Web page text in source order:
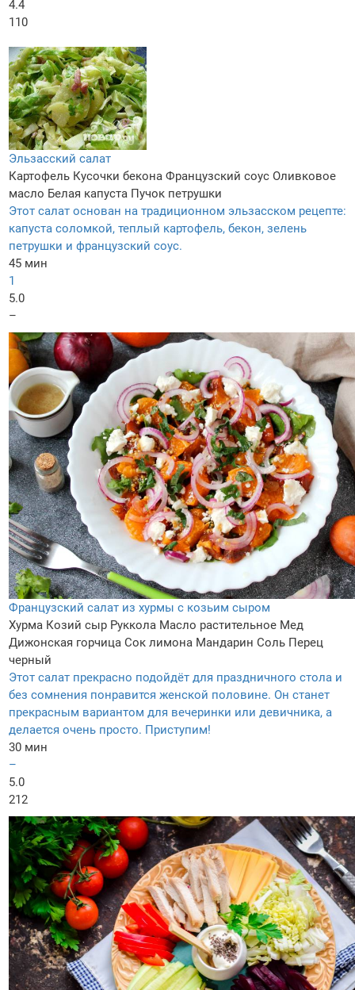
4.4
110
Эльзасский салат
Картофель Кусочки бекона Французский соус Оливковое
масло Белая капуста Пучок петрушки
Этот салат основан на традиционном эльзасском рецепте:
капуста соломкой, теплый картофель, бекон, зелень
петрушки и французский соус.
45 мин
1
5.0
–
Французский салат из хурмы с козьим сыром
Хурма Козий сыр Руккола Масло растительное Мед
Дижонская горчица Сок лимона Мандарин Соль Перец
черный
Этот салат прекрасно подойдёт для праздничного стола и
без сомнения понравится женской половине. Он станет
прекрасным вариантом для вечеринки или девичника, а
делается очень просто. Приступим!
30 мин
–
5.0
212